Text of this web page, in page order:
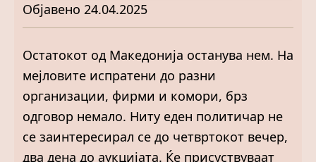
Објавено 24.04.2025
Остатокот од Македонија останува нем. На
мејловите испратени до разни
организации, фирми и комори, брз
одговор немало. Ниту еден политичар не
се заинтересирал се до четвртокот вечер,
два дена до аукцијата. Ќе присуствуваат